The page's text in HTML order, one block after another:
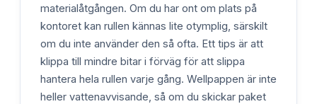
materialåtgången. Om du har ont om plats på
kontoret kan rullen kännas lite otymplig, särskilt
om du inte använder den så ofta. Ett tips är att
klippa till mindre bitar i förväg för att slippa
hantera hela rullen varje gång. Wellpappen är inte
heller vattenavvisande, så om du skickar paket